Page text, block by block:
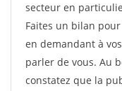
secteur en
Faites un bilan
en demandant à
parler de vous. Au
constatez que la